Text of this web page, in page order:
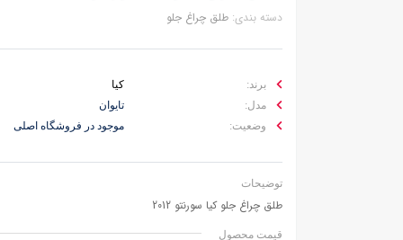
دسته بندی: طلق چراغ جلو
برند:
کیا
مدل:
تایوان
وضعیت:
موجود در فروشگاه اصلی
توضیحات
طلق چراغ جلو کیا سورنتو 2012
قیمت محصول